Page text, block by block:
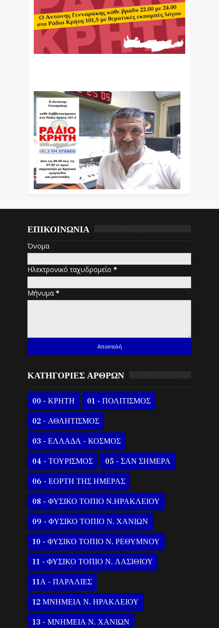
ΕΠΙΚΟΙΝΩΝΙΑ
Όνομα
Ηλεκτρονικό ταχυδρομείο*
Μήνυμα*
ΚΑΤΗΓΟΡΙΕΣ ΑΡΘΡΩΝ
00 - ΚΡΗΤΗ 01 - ΠΟΛΙΤΙΣΜΟΣ
02 - ΑΘΛΗΤΙΣΜΟΣ
03 - ΕΛΛΑΔΑ - ΚΟΣΜΟΣ
04 - ΤΟΥΡΙΣΜΟΣ 05 - ΣΑΝ ΣΗΜΕΡΑ
06 - ΕΟΡΤΗ ΤΗΣ ΗΜΕΡΑΣ
08 - ΦΥΣΙΚΟ ΤΟΠΙΟ Ν.ΗΡΑΚΛΕΙΟΥ
09 - ΦΥΣΙΚΟ ΤΟΠΙΟ Ν. ΧΑΝΙΩΝ
10 - ΦΥΣΙΚΟ ΤΟΠΙΟ Ν. ΡΕΘΥΜΝΟΥ
11 - ΦΥΣΙΚΟ ΤΟΠΙΟ Ν. ΛΑΣΙΘΙΟΥ
11Α - ΠΑΡΑΛΙΕΣ
12 ΜΝΗΜΕΙΑ Ν. ΗΡΑΚΛΕΙΟΥ
13 - ΜΝΗΜΕΙΑ Ν. ΧΑΝΙΩΝ